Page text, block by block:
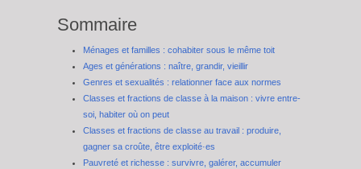
Sommaire
Ménages et familles : cohabiter sous le même toit
Ages et générations : naître, grandir, vieillir
Genres et sexualités : relationner face aux normes
Classes et fractions de classe à la maison : vivre entre-
soi, habiter où on peut
Classes et fractions de classe au travail : produire,
gagner sa croûte, être exploité·es
Pauvreté et richesse : survivre, galérer, accumuler